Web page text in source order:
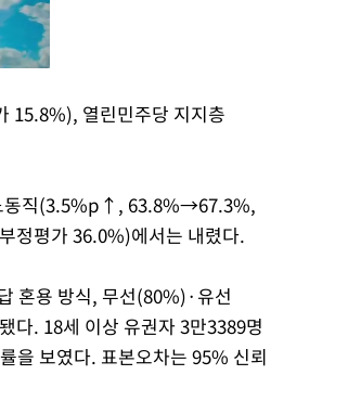
열린민주당 지지층
동직(3.5%p↑, 63.8%→67.3%,
평가 36.0%)에서는 내렸다.
혼용 방식, 무선(80%)·유선
다. 18세 이상 유권자 3만3389명
을 보였다. 표본오차는 95% 신뢰